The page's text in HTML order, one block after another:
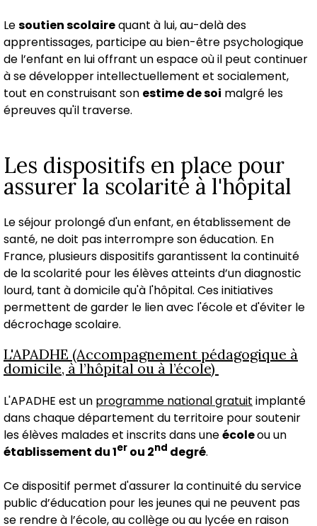
Lesoutien scolairequant à lui, au-delà des
apprentissages, participe au bien-être psychologique
de l’enfant en lui offrant un espace où il peut continuer
à se développer intellectuellement et socialement,
tout en construisant son estime de soi malgré les
épreuves qu'il traverse.
Les dispositifs en place pour
assurer la scolarité à l'hôpital
Le séjour prolongé d'un enfant, en établissement de
santé, ne doit pas interrompre son éducation. En
France, plusieurs dispositifs garantissent la continuité
de la scolarité pour les élèves atteints d’un diagnostic
lourd, tant à domicile qu'à l'hôpital. Ces initiatives
permettent de garder le lien avec l'école et d'éviter le
décrochage scolaire.
L'APADHE (Accompagnement pédagogique à
domicile, à l’hôpital ou à l’école)
L'APADHE est un programme national gratuit implanté
dans chaque département du territoire pour soutenir
les élèves malades et inscrits dans uneécoleou un
établissement du 1er ou 2nd degré.
Ce dispositif permet d'assurer la continuité du service
public d’éducation pour les jeunes qui ne peuvent pas
se rendre à l’école, au collège ou au lycée en raison